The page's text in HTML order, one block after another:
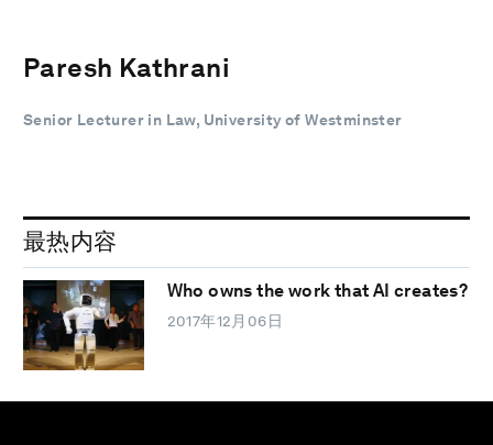
Paresh Kathrani
Senior Lecturer in Law, University of Westminster
最热内容
Who owns the work that AI creates?
2017年12月06日